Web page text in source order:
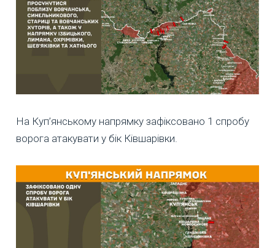
На Куп’янському напрямку зафіксовано 1 спробу
ворога атакувати у бік Ківшарівки.